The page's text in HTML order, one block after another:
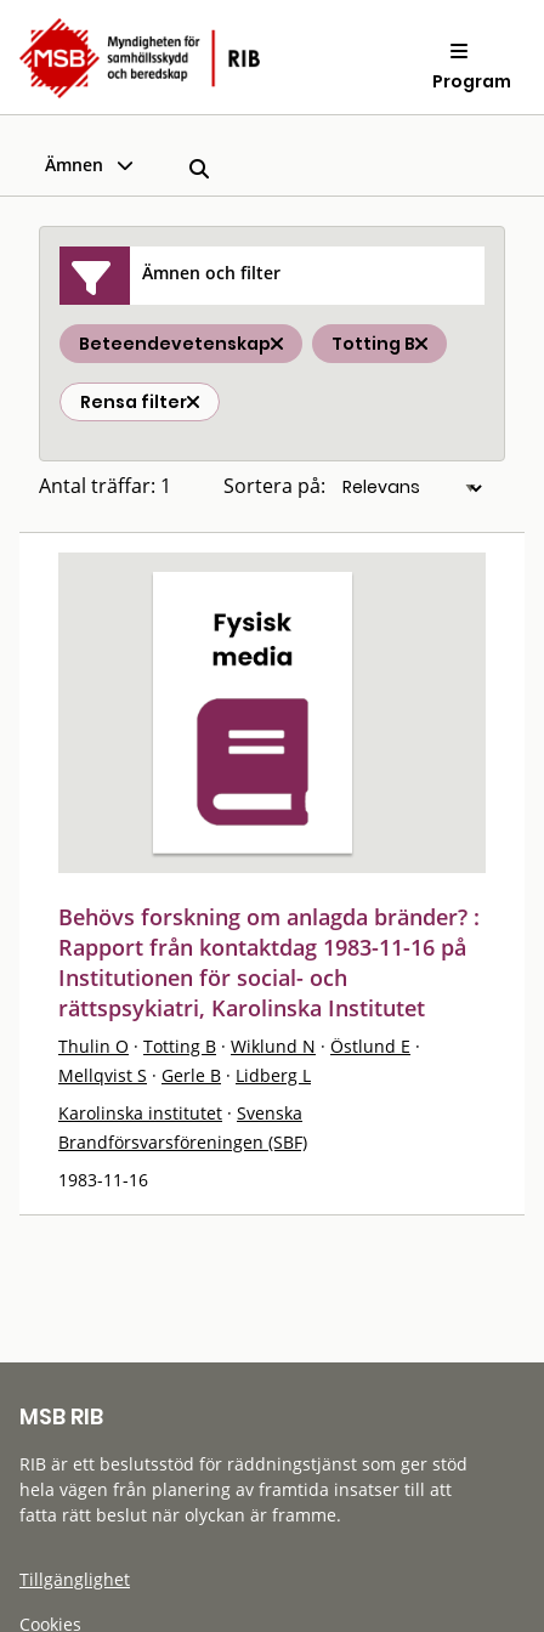
Program
Ämnen
Ämnen och filter
Beteendevetenskap Totting B
Rensa filter
Antal träffar: 1 Sortera på:
Behövs forskning om anlagda bränder? :
Rapport från kontaktdag 1983-11-16 på
Institutionen för social- och
rättspsykiatri, Karolinska Institutet
Thulin O · Totting B · Wiklund N · Östlund E ·
Mellqvist S · Gerle B · Lidberg L
Karolinska institutet · Svenska
Brandförsvarsföreningen (SBF)
1983-11-16
MSB RIB
RIB är ett beslutsstöd för räddningstjänst som ger stöd
hela vägen från planering av framtida insatser till att
fatta rätt beslut när olyckan är framme.
Tillgänglighet
Cookies